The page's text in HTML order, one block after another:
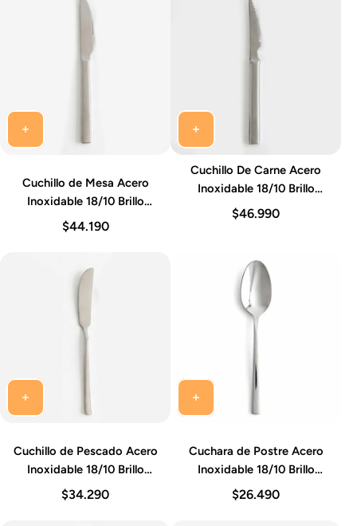
Cuchillo de Mesa Acero
Inoxidable 18/10 Brillo
Espejo 22-23 cm Set 12
$44.190
Cuchillo De Carne Acero
Inoxidable 18/10 Brillo
Espejo 22-23 cm Set 12
$46.990
Cuchillo de Pescado Acero
Inoxidable 18/10 Brillo
Espejo 22-23 cm Set 12
$34.290
Cuchara de Postre Acero
Inoxidable 18/10 Brillo
Espejo 17-18 cm Set 12
$26.490